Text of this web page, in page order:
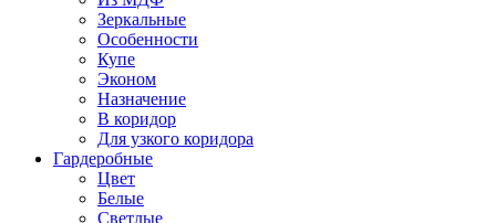
Зеркальные
Особенности
Купе
Эконом
Назначение
В коридор
Для узкого коридора
Гардеробные
Цвет
Белые
Светлые